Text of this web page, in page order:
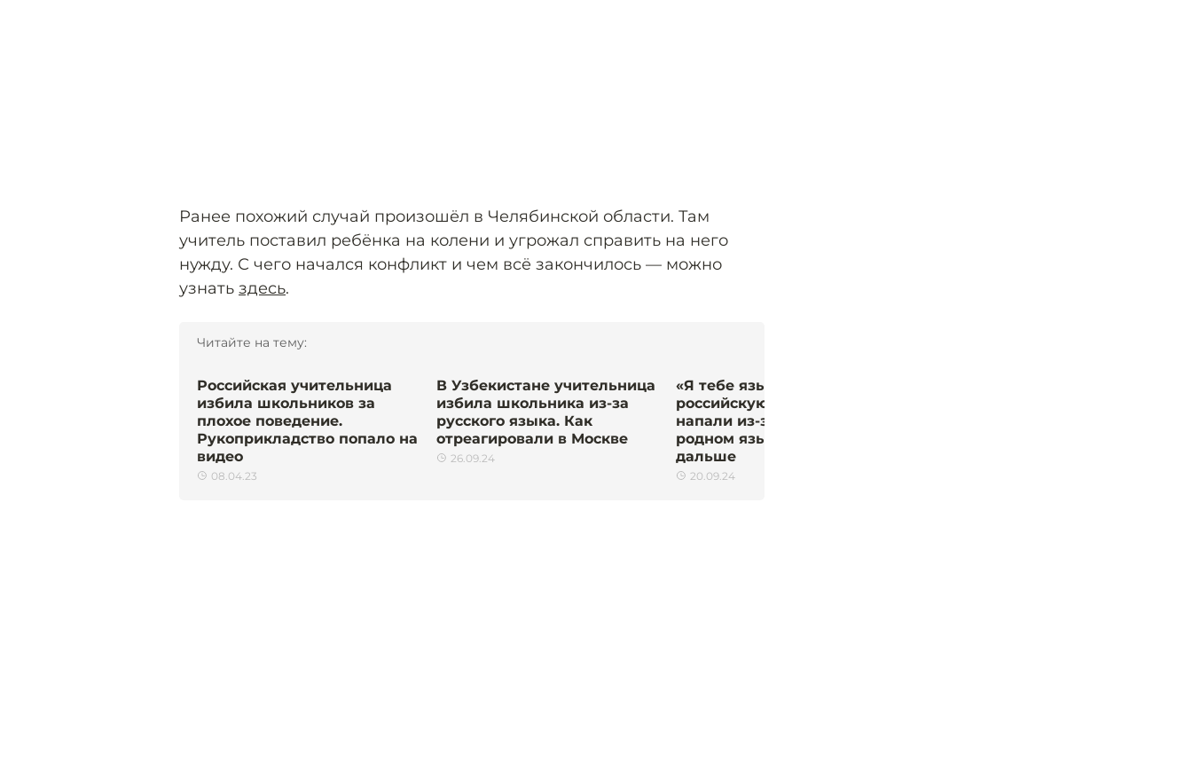
Ранее похожий случай произошёл в Челябинской области. Там
учитель поставил ребёнка на колени и угрожал справить на него
нужду. С чего начался конфликт и чем всё закончилось — можно
узнать здесь.
Читайте на тему:
Российская учительница
избила школьников за
плохое поведение.
Рукоприкладство попало на
видео
08.04.23
В Узбекистане учительница
избила школьника из-за
русского языка. Как
отреагировали в Москве
26.09.24
«Я тебе язык отрежу»: на
российскую учительницу
напали из-за замечания о
родном языке. Что было
дальше
20.09.24